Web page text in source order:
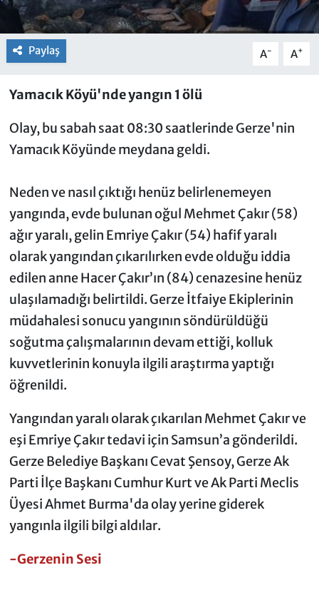
Paylaş A- A+
Yamacık Köyü'nde yangın 1 ölü
Olay, bu sabah saat 08:30 saatlerinde Gerze'nin
Yamacık Köyünde meydana geldi.
Neden ve nasıl çıktığı henüz belirlenemeyen
yangında, evde bulunan oğul Mehmet Çakır (58)
ağır yaralı, gelin Emriye Çakır (54) hafif yaralı
olarak yangından çıkarılırken evde olduğu iddia
edilen anne Hacer Çakır’ın (84) cenazesine henüz
ulaşılamadığı belirtildi. Gerze İtfaiye Ekiplerinin
müdahalesi sonucu yangının söndürüldüğü
soğutma çalışmalarının devam ettiği, kolluk
kuvvetlerinin konuyla ilgili araştırma yaptığı
öğrenildi.
Yangından yaralı olarak çıkarılan Mehmet Çakır ve
eşi Emriye Çakır tedavi için Samsun’a gönderildi.
Gerze Belediye Başkanı Cevat Şensoy, Gerze Ak
Parti İlçe Başkanı Cumhur Kurt ve Ak Parti Meclis
Üyesi Ahmet Burma'da olay yerine giderek
yangınla ilgili bilgi aldılar.
-Gerzenin Sesi